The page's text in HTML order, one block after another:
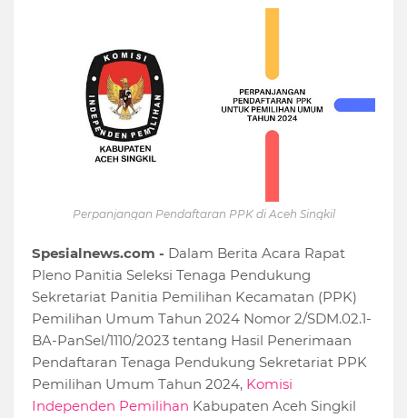
Perpanjangan Pendaftaran PPK di Aceh Singkil
Spesialnews.com - Dalam Berita Acara Rapat
Pleno Panitia Seleksi Tenaga Pendukung
Sekretariat Panitia Pemilihan Kecamatan (PPK)
Pemilihan Umum Tahun 2024 Nomor 2/SDM.02.1-
BA-PanSel/1110/2023 tentang Hasil Penerimaan
Pendaftaran Tenaga Pendukung Sekretariat PPK
Pemilihan Umum Tahun 2024, Komisi
Independen Pemilihan Kabupaten Aceh Singkil